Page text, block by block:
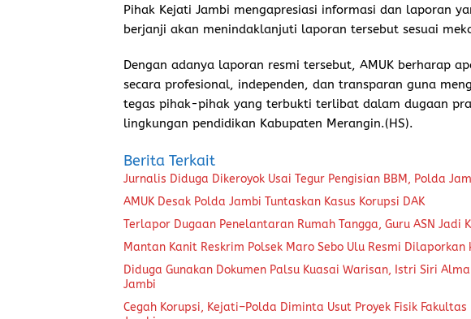
Pihak Kejati Jambi mengapresiasi informasi dan laporan
berjanji akan menindaklanjuti laporan tersebut sesuai
Dengan adanya laporan resmi tersebut, AMUK berharap
secara profesional, independen, dan transparan guna
tegas pihak-pihak yang terbukti terlibat dalam dugaan
lingkungan pendidikan Kabupaten Merangin.(HS).
Berita Terkait
Jurnalis Diduga Dikeroyok Usai Tegur Pengisian BBM, Polda
AMUK Desak Polda Jambi Tuntaskan Kasus Korupsi DAK
Terlapor Dugaan Penelantaran Rumah Tangga, Guru ASN Jadi
Mantan Kanit Reskrim Polsek Maro Sebo Ulu Resmi Dilaporkan
Diduga Gunakan Dokumen Palsu Kuasai Warisan, Istri Siri
Jambi
Cegah Korupsi, Kejati–Polda Diminta Usut Proyek Fisik